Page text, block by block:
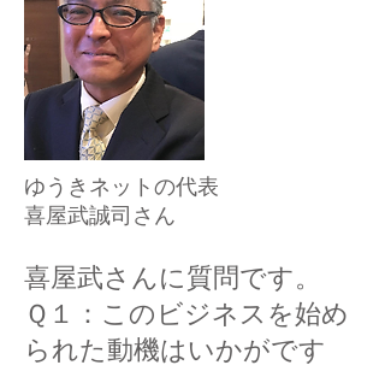
ゆうきネットの代表
​喜屋武誠司さん
喜屋武さんに質問です。
Ｑ１：このビジネスを始め
られた動機はいかがです